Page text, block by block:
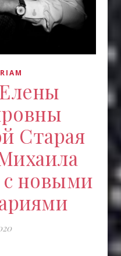
Старая
с новыми